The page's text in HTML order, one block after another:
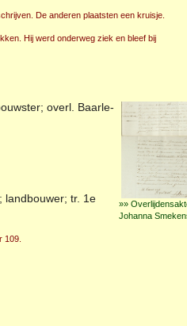
De anderen plaatsten een kruisje.
Hij werd onderweg ziek en bleef bij
»»
Johanna
overl. Baarle-
landbouwer; tr. 1e
109.